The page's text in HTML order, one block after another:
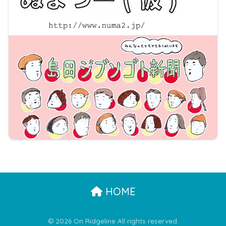
HOME
© 2026 On Ridgeline All rights reserved.